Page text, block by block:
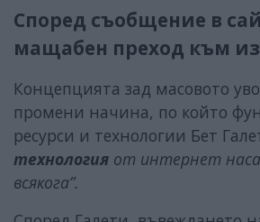
Според съобщение в
мащабен преход към
Концепцията зад масовото
промени начина, по който
ресурси и технологии Бет
технология от интернет
всякога”.